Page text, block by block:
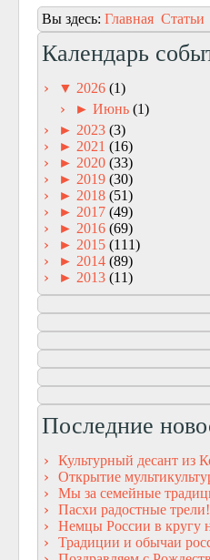
Вы здесь: Главная Статьи
Календарь
▼ 2026 (1)
► Июнь (1)
► 2023 (3)
► 2021 (16)
► 2020 (33)
► 2019 (30)
► 2018 (51)
► 2017 (49)
► 2016 (69)
► 2015 (111)
► 2014 (89)
► 2013 (11)
Последние
Культурный десант из
Открытие
Мы за семейные
Пасхи радостные трели!
Немцы России в кругу
Традиции и обычаи